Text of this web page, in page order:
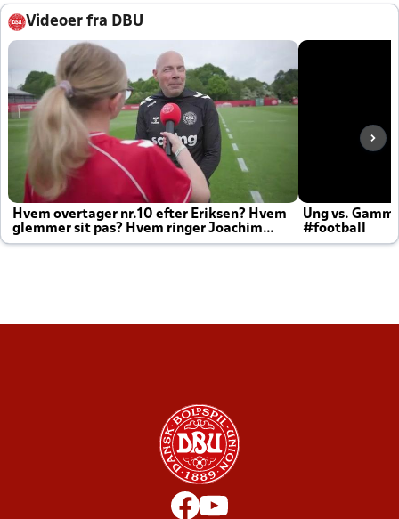
Videoer fra DBU
Hvem overtager nr.10 efter Eriksen? Hvem
glemmer sit pas? Hvem ringer Joachim
altid til efter kampe?
Ung vs.
#football